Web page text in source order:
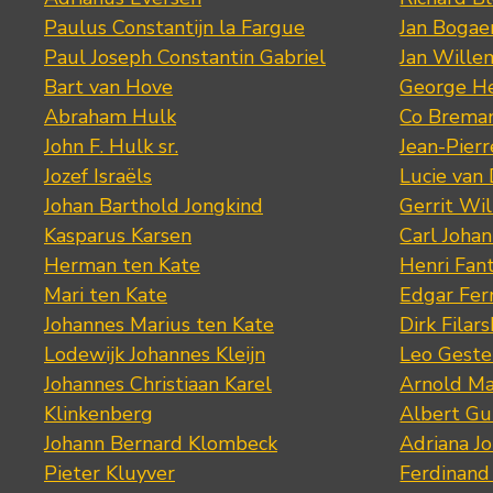
Paulus Constantijn la Fargue
Paul Joseph Constantin Gabriel
Bart van Hove
Abraham Hulk
John F. Hulk sr.
Jozef Israëls
Johan Barthold Jongkind
Kasparus Karsen
Herman ten Kate
Mari ten Kate
Johannes Marius ten Kate
Lodewijk Johannes Kleijn
Johannes Christiaan Karel
Klinkenberg
Johann Bernard Klombeck
Pieter Kluyver
Jan
Jan
George
Co
Jean-
Lucie van
Gerrit
Carl
Henri
Edgar
Dirk
Leo
Arnold
Albert
Adriana